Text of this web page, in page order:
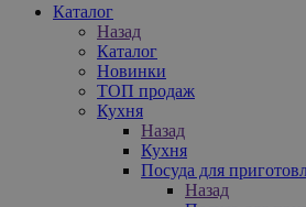
Каталог
Назад
Каталог
Новинки
ТОП продаж
Кухня
Назад
Кухня
Посуда для
Назад